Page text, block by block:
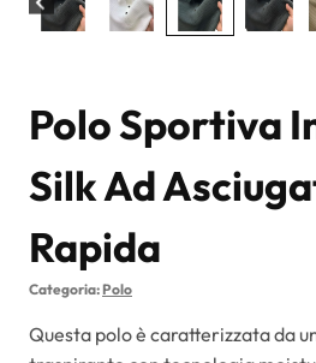
Polo Sportiva
Silk Ad
Rapida
Categoria:Polo
Questa polo è caratterizzata da